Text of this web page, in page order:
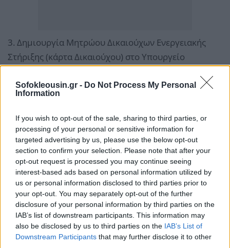
Sofokleousin.gr - Do Not Process My Personal
Information
If you wish to opt-out of the sale, sharing to third parties, or
processing of your personal or sensitive information for
targeted advertising by us, please use the below opt-out
section to confirm your selection. Please note that after your
opt-out request is processed you may continue seeing
interest-based ads based on personal information utilized by
us or personal information disclosed to third parties prior to
your opt-out. You may separately opt-out of the further
disclosure of your personal information by third parties on the
IAB’s list of downstream participants. This information may
also be disclosed by us to third parties on the IAB’s List of
Downstream Participants that may further disclose it to other
3. Δηµιουργία Μητρώου Δικαιούχων Ενεργειακής
Στήριξης (κάρτα Δικαιούχου) στο Υπουργείο
πιστοποιητικού ενεργειακής απόδοσης κτιρίων
4. Επίδοµα θέρµανσης για ευάλωτα νοικοκυριά που
χρησιµοποιούν ορυκτά καύσιµα.